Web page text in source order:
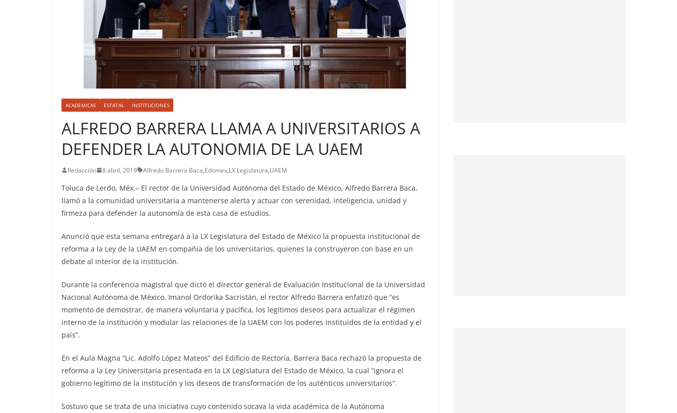
ACADEMICAS ESTATAL INSTITUCIONES
ALFREDO BARRERA LLAMA A UNIVERSITARIOS A
DEFENDER LA AUTONOMIA DE LA UAEM
Redacción 8 abril, 2019 Alfredo Barrera Baca,Edomex,LX Legislatura,UAEM
Toluca de Lerdo, Méx.– El rector de la Universidad Autónoma del Estado de México, Alfredo Barrera Baca,
llamó a la comunidad universitaria a mantenerse alerta y actuar con serenidad, inteligencia, unidad y
firmeza para defender la autonomía de esta casa de estudios.
Anunció que esta semana entregará a la LX Legislatura del Estado de México la propuesta institucional de
reforma a la Ley de la UAEM en compañía de los universitarios, quienes la construyeron con base en un
debate al interior de la institución.
Durante la conferencia magistral que dictó el director general de Evaluación Institucional de la Universidad
Nacional Autónoma de México, Imanol Ordorika Sacristán, el rector Alfredo Barrera enfatizó que “es
momento de demostrar, de manera voluntaria y pacífica, los legítimos deseos para actualizar el régimen
interno de la institución y modular las relaciones de la UAEM con los poderes instituidos de la entidad y el
país”.
En el Aula Magna “Lic. Adolfo López Mateos” del Edificio de Rectoría, Barrera Baca rechazó la propuesta de
reforma a la Ley Universitaria presentada en la LX Legislatura del Estado de México, la cual “ignora el
gobierno legítimo de la institución y los deseos de transformación de los auténticos universitarios”.
Sostuvo que se trata de una iniciativa cuyo contenido socava la vida académica de la Autónoma